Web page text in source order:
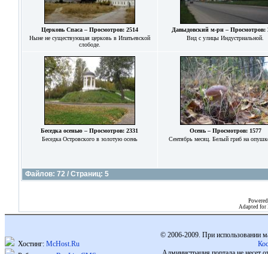
Церковь Спаса – Просмотров: 2514
Ныне не существующая церковь в Ипатьевской
слободе.
Давыдовский м-рн – Просмотров:
Вид с улицы Индустриальной.
Беседка осенью – Просмотров: 2331
Беседка Островского в золотую осень
Осень – Просмотров: 1577
Сентябрь месяц. Белый гриб на
Файлов: 72 / Страниц: 5
Adapted for
Хостинг: McHost.Ru
© 2006-2009. При использовании